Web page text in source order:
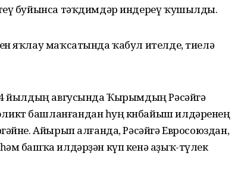
буйынса тәҡдимдәр индереү ҡушылды.
яҡлау маҡсатында ҡабул ителде, тиелә
йылдың авгусында Ҡырымдың Рәсәйгә
башланғандан һуң көнбайыш илдәренең
Айырып алғанда, Рәсәйгә Евросоюздан,
башҡа илдәрҙән күп кенә аҙыҡ-түлек